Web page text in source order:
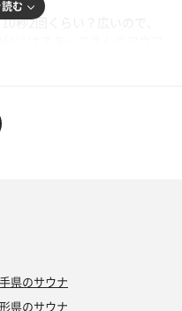
ニ出汁🤤サウナ前メシで
いだけど、それは使用せ
椅子が3つと普通の？椅子
ど外から中は見えにくいの
で、目の前の露天に入って
と見ている様子丸見えで…
中の皆から見られてます
い‼️
秒2回くらい？広いので、
リュとアロマ水とアウフグ
フに手を上げたら、至近距
結😲
…外気浴しながら観察する
らすぐに熱々…5分後にも
めてかも…。
は柄杓1杯としました～😊
む
県のサウナ
県のサウナ